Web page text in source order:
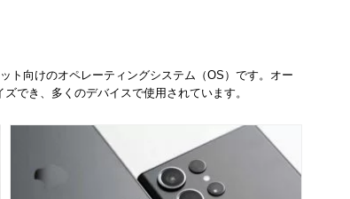
ト向けのオペレーティングシステム（OS）です。オー
でき、多くのデバイスで使用されています。